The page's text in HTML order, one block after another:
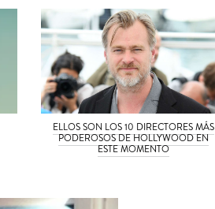
ELLOS SON LOS 10 DIRECTORES MÁS
PODEROSOS DE HOLLYWOOD EN
ESTE MOMENTO